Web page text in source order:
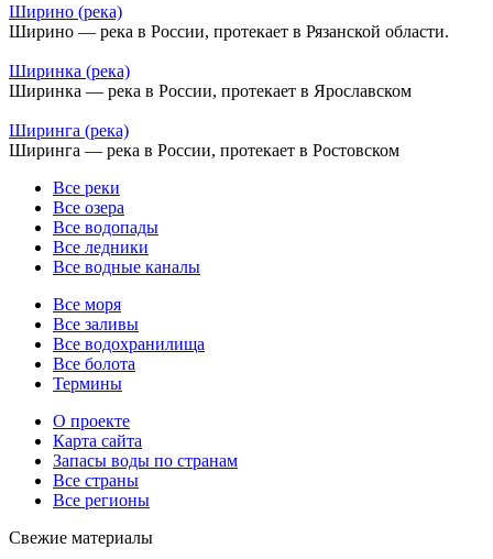
Ширино (река)
Ширино — река в России, протекает в Рязанской области.
Ширинка (река)
Ширинка — река в России, протекает в Ярославском
Ширинга (река)
Ширинга — река в России, протекает в Ростовском
Все реки
Все озера
Все водопады
Все ледники
Все водные каналы
Все моря
Все заливы
Все водохранилища
Все болота
Термины
О проекте
Карта сайта
Запасы воды по странам
Все страны
Все регионы
Свежие материалы